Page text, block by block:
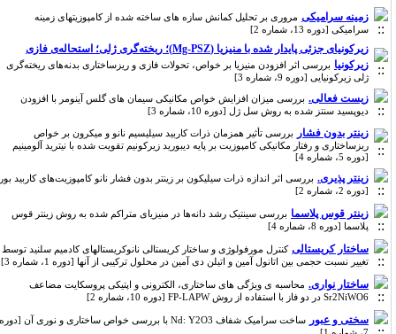
زمینه سرامیکی مروری بر تحلیل کمانش سازه های ساخته شده از کامپوزیتهای زمینه
سرامیکی [دوره 13، شماره 2]
زیرکونیای جزئی پایدار شده با منیزیا (Mg-PSZ)؛ ریخته‌گری ژلی؛ استحاله‌ی فازی
زیرکونیا بررسی اثر افزودن منیزیا بر خواص، تحولات فازی و ریزساختاری بدنه‌‌های ریخته‌گری
ژلی زیرکونیایی [دوره 9، شماره 3]
زیست فعالی. بررسی میزان افزایش خواص مکانیکی سیمان های گلس آینومر با افزودن
دیوپسید سنتز شده به روش سل ژل [دوره 10، شماره 3]
زینتر بدون فشار بررسی تأثیر همزمان ذرات کاربید سیلیسیم نانو و میکرون بر خواص
ریزساختاری و رفتار مکانیکی کامپوزیت بر پایه دیبورید زیرکونیم تقویت شده با نیترید آلومینیم
[دوره 5، شماره 4]
زینتر پذیری. بررسی اثر اندازه ذرات سیلیکون بر زینتر بدون فشار نانو کامپوزیت‌های کاربید بور
[دوره 2، شماره 2]
زینتر قوس پلاسما بررسی سینتیک رشد دانه‌ها در منیزیای متراکم شده به روش زینتر قوس
پلاسما [دوره 8، شماره 4]
ساختار کریستالی کنترل مورفولوژی و ساختار کریستالی نانوکریستالهای کادمیم سلنید توسط
تغییر نسبت حجمی بین اتانول آمین و اتیلن دی آمین در محلول ترکیبی از آنها [دوره 1، شماره 3]
ساختار نواری. محاسبه ی ویژگی های ساختاری، الکترونی و اپتیکی پروسکایت مضاعف
Sr2NiWO6 در دو فاز با استفاده از روش FP-LAPW [دوره 10، شماره 2]
سختی و عبور
ساخت سرامیک شفاف Nd: Y2O3 با بررسی خواص ساختاری و نوری آن [دوره